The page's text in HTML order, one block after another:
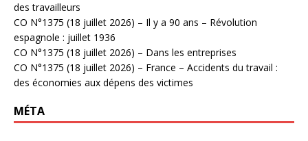
des travailleurs
CO N°1375 (18 juillet 2026) – Il y a 90 ans – Révolution
espagnole : juillet 1936
CO N°1375 (18 juillet 2026) – Dans les entreprises
CO N°1375 (18 juillet 2026) – France – Accidents du travail :
des économies aux dépens des victimes
MÉTA